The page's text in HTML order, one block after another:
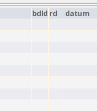
bdld rd
datum